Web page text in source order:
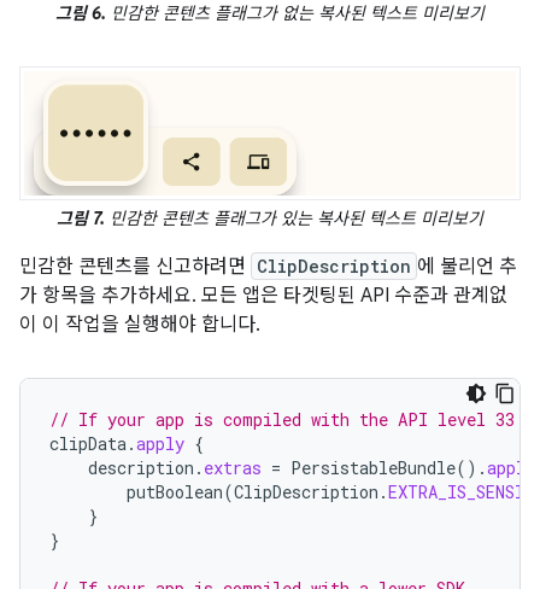
그림 6. 민감한 콘텐츠 플래그가 없는 복사된 텍스트 미리보기
그림 7. 민감한 콘텐츠 플래그가 있는 복사된 텍스트 미리보기
민감한 콘텐츠를 신고하려면 ClipDescription 에 불리언 추
가 항목을 추가하세요. 모든 앱은 타겟팅된 API 수준과 관계없
이 이 작업을 실행해야 합니다.
// If your app is compiled with the API level 33
clipData.apply {
description . extras = PersistableBundle().apply
putBoolean(ClipDescription .
}
}